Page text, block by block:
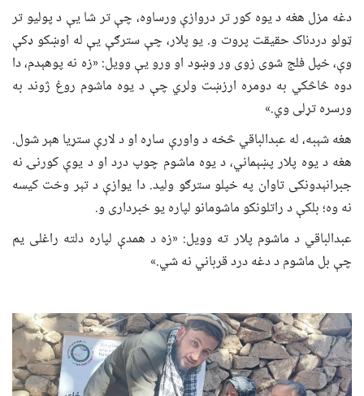
دغه مزل هغه د یوه کور تر دروازې ورساوه، چې تر شا یې د پولیو تر
ټولو دردناک حقیقت پروت و. یو پلار، چې سترګې یې له اوښکو ډکې
وې، خپل فلج شوی زوی ور وښود او ورو یې وویل: «زه نه پوهېدم، دا
دوه څاڅکي به دومره ارزښت ولري چې د یوه ماشوم روغ ژوند به
ورسره تړلی وي.»
هغه شېبه، له عبدالباقي څخه د واورې ساړه او د لارې ستړیا هېر شول.
هغه د یوه پلار پښېماني، د یوه ماشوم چوپ درد او د یوې کورنۍ نه
جبرانېدونکی تاوان په خپلو سترګو ولید. دا یوازې د تېر وخت کیسه
نه وه؛ بلکې د راتلونکو ماشومانو لپاره یو خبرداری و.
عبدالباقي د ماشوم پلار ته وویل: «زه د همدې لپاره دلته راغلی یم
چې بل ماشوم د دغه درد قرباني نه شي.»